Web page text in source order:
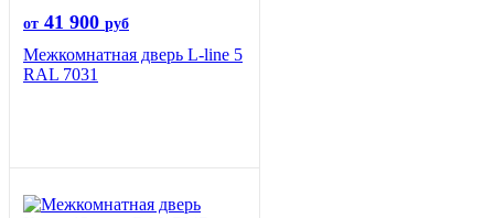
от 41 900 руб
Межкомнатная дверь L-line 5
RAL 7031